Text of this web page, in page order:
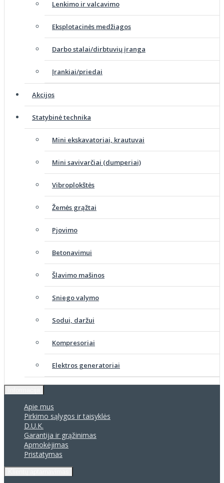
Lenkimo ir valcavimo
Eksplotacinės medžiagos
Darbo stalai/dirbtuvių įranga
Įrankiai/priedai
Akcijos
Statybinė technika
Mini ekskavatoriai, krautuvai
Mini savivarčiai (dumperiai)
Vibroplokštės
Žemės grąžtai
Pjovimo
Betonavimui
Šlavimo mašinos
Sniego valymo
Sodui, daržui
Kompresoriai
Elektros generatoriai
Apie mus
Pirkimo sąlygos ir taisyklės
D.U.K.
Garantija ir grąžinimas
Apmokėjimas
Pristatymas